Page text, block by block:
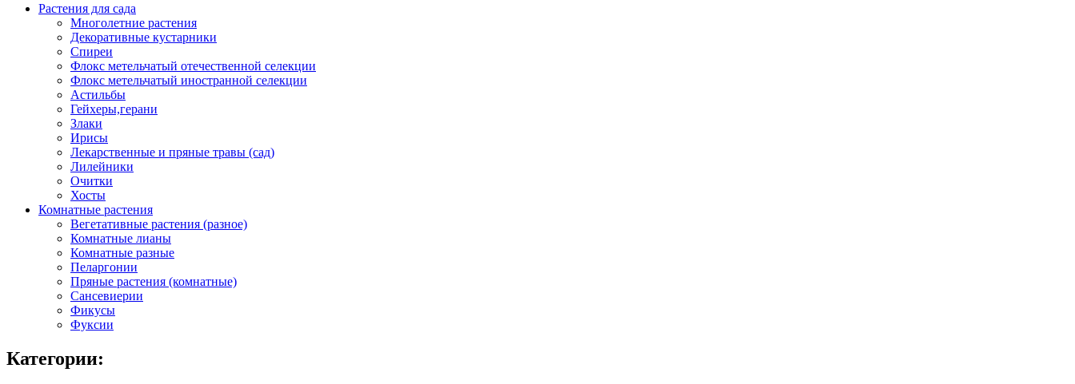
Растения для сада
Многолетние растения
Декоративные кустарники
Спиреи
Флокс метельчатый отечественной селекции
Флокс метельчатый иностранной селекции
Астильбы
Гейхеры,герани
Злаки
Ирисы
Лекарственные и пряные травы (сад)
Лилейники
Очитки
Хосты
Комнатные растения
Вегетативные растения (разное)
Комнатные лианы
Комнатные разные
Пеларгонии
Пряные растения (комнатные)
Сансевиерии
Фикусы
Фуксии
Категории: